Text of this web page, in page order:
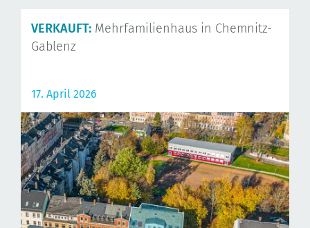
VERKAUFT: Mehrfamilienhaus in Chemnitz-
Gablenz
17. April 2026